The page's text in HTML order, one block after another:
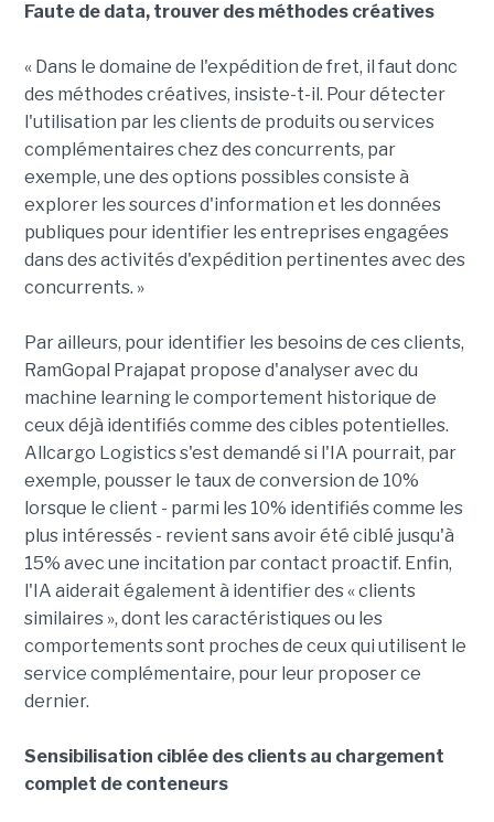
Faute de data, trouver des méthodes créatives
« Dans le domaine de l'expédition de fret, il faut donc
des méthodes créatives, insiste-t-il. Pour détecter
l'utilisation par les clients de produits ou services
complémentaires chez des concurrents, par
exemple, une des options possibles consiste à
explorer les sources d'information et les données
publiques pour identifier les entreprises engagées
dans des activités d'expédition pertinentes avec des
concurrents. »
Par ailleurs, pour identifier les besoins de ces clients,
RamGopal Prajapat propose d'analyser avec du
machine learning le comportement historique de
ceux déjà identifiés comme des cibles potentielles.
Allcargo Logistics s'est demandé si l'IA pourrait, par
exemple, pousser le taux de conversion de 10%
lorsque le client - parmi les 10% identifiés comme les
plus intéressés - revient sans avoir été ciblé jusqu'à
15% avec une incitation par contact proactif. Enfin,
l'IA aiderait également à identifier des « clients
similaires », dont les caractéristiques ou les
comportements sont proches de ceux qui utilisent le
service complémentaire, pour leur proposer ce
dernier.
Sensibilisation ciblée des clients au chargement
complet de conteneurs